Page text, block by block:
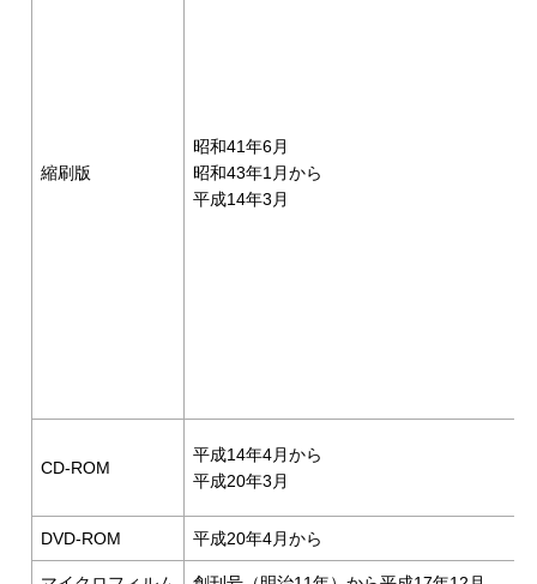
縮刷版
昭和41年6月
昭和43年1月から
平成14年3月
CD-ROM
平成14年4月から
平成20年3月
DVD-ROM 平成20年4月から